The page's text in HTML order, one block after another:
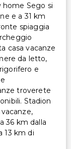
home Sego si
e a 31 km
spiaggia
casa vacanze
da letto,
e
troverete
Stadion
36 km dalla
13 km di